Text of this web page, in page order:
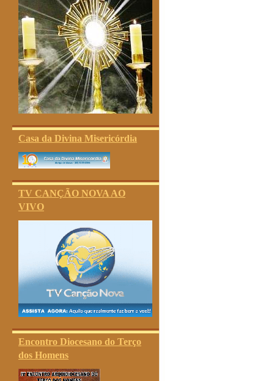
Casa da Divina Misericórdia
TV CANÇÃO NOVA AO
VIVO
Encontro Diocesano do Terço
dos Homens